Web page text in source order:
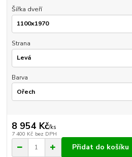
Šířka dveří
Strana
Barva
8 954 Kč/ks
7 400 Kč bez DPH
Přidat do košíku